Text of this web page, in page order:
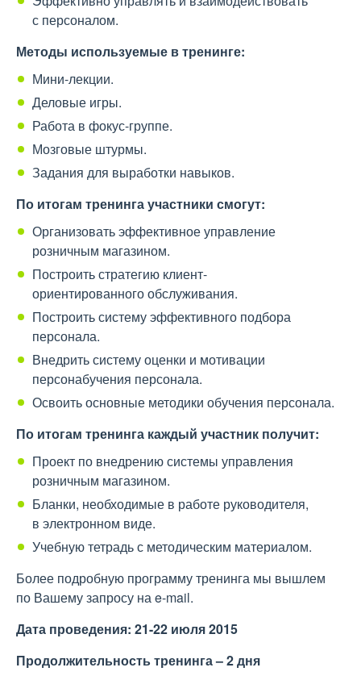
с персоналом.
Методы используемые в тренинге:
Мини-лекции.
Деловые игры.
Работа в фокус-группе.
Мозговые штурмы.
Задания для выработки навыков.
По итогам тренинга участники смогут:
Организовать эффективное управление
розничным магазином.
Построить стратегию клиент-
ориентированного обслуживания.
Построить систему эффективного подбора
персонала.
Внедрить систему оценки и мотивации
персонабучения персонала.
Освоить основные методики обучения персонала.
По итогам тренинга каждый участник получит:
Проект по внедрению системы управления
розничным магазином.
Бланки, необходимые в работе руководителя,
в электронном виде.
Учебную тетрадь с методическим материалом.
Более подробную программу тренинга мы вышлем
по Вашему запросу на e-mail.
Дата проведения: 21-22 июля 2015
Продолжительность тренинга – 2 дня